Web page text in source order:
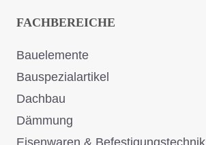
FACHBEREICHE
Bauelemente
Bauspezialartikel
Dachbau
Dämmung